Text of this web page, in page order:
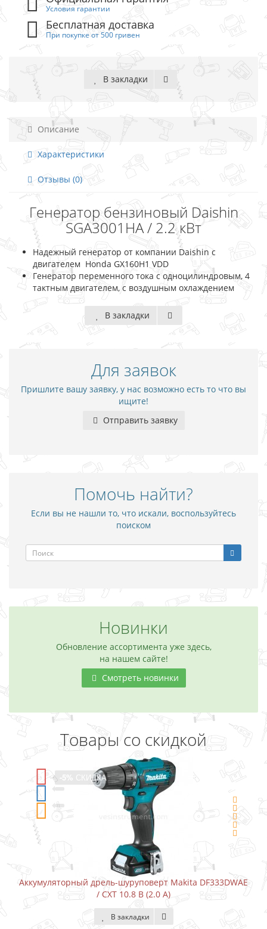
Условия гарантии
Бесплатная доставка
При покупке от 500 гривен
В закладки
Описание
Характеристики
Отзывы (0)
Генератор бензиновый Daishin
SGA3001HA / 2.2 кВт
Надежный генератор от компании Daishin с
двигателем Honda GX160H1 VDD
Генератор переменного тока с одноцилиндровым, 4
тактным двигателем, с воздушным охлаждением
В закладки
Для заявок
Пришлите вашу заявку, у нас возможно есть то что вы
ищите!
Отправить заявку
Помочь найти?
Если вы не нашли то, что искали, воспользуйтесь
поиском
Новинки
Обновление ассортимента уже здесь,
на нашем сайте!
Смотреть новинки
Товары со скидкой
дрель-шуруповерт Makita DF333DWAE
/ CXT 10.8 В (2.0 А)
-5%
Аккумуляторный